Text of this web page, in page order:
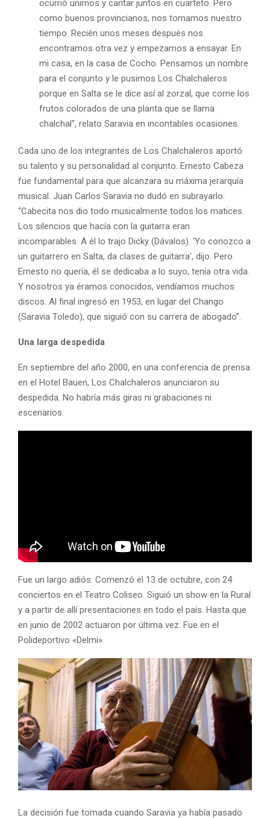
ocurrió unirnos y cantar juntos en cuarteto. Pero
como buenos provincianos, nos tomamos nuestro
tiempo. Recién unos meses después nos
encontramos otra vez y empezamos a ensayar. En
mi casa, en la casa de Cocho. Pensamos un nombre
para el conjunto y le pusimos Los Chalchaleros
porque en Salta se le dice así al zorzal, que come los
frutos colorados de una planta que se llama
chalchal”, relato Saravia en incontables ocasiones.
Cada uno de los integrantes de Los Chalchaleros aportó
su talento y su personalidad al conjunto. Ernesto Cabeza
fue fundamental para que alcanzara su máxima jerarquía
musical. Juan Carlos Saravia no dudó en subrayarlo:
“Cabecita nos dio todo musicalmente todos los matices.
Los silencios que hacía con la guitarra eran
incomparables. A él lo trajo Dicky (Dávalos). ‘Yo conozco a
un guitarrero en Salta, da clases de guitarra’, dijo. Pero
Ernesto no quería, él se dedicaba a lo suyo, tenía otra vida.
Y nosotros ya éramos conocidos, vendíamos muchos
discos. Al final ingresó en 1953, en lugar del Chango
(Saravia Toledo), que siguió con su carrera de abogado”.
Una larga despedida
En septiembre del año 2000, en una conferencia de prensa
en el Hotel Bauen, Los Chalchaleros anunciaron su
despedida. No habría más giras ni grabaciones ni
escenarios.
Fue un largo adiós. Comenzó el 13 de octubre, con 24
conciertos en el Teatro Coliseo. Siguió un show en la Rural
y a partir de allí presentaciones en todo el país. Hasta que
en junio de 2002 actuaron por última vez. Fue en el
Polideportivo «Delmi».
La decisión fue tomada cuando Saravia ya había pasado